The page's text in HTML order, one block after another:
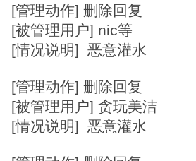
[管理动作] 删除回复
[被管理用户] nic等
[情况说明] 恶意灌水
[管理动作] 删除回复
[被管理用户] 贪玩美洁
[情况说明] 恶意灌水